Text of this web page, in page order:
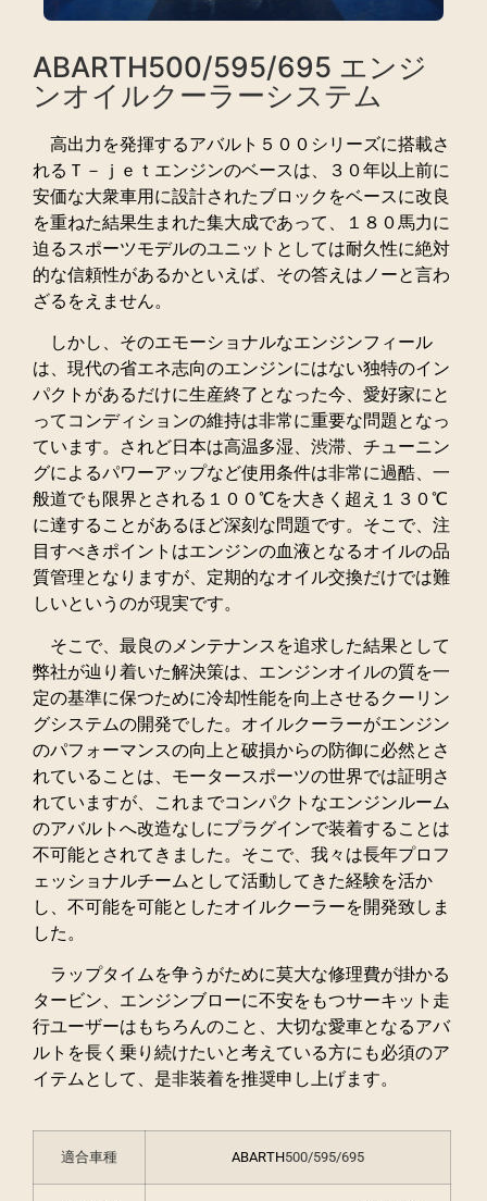
ABARTH500/595/695 エンジ
ンオイルクーラーシステム
高出力を発揮するアバルト５００シリーズに搭載さ
れるＴ－ｊｅｔエンジンのベースは、３０年以上前に
安価な大衆車用に設計されたブロックをベースに改良
を重ねた結果生まれた集大成であって、１８０馬力に
迫るスポーツモデルのユニットとしては耐久性に絶対
的な信頼性があるかといえば、その答えはノーと言わ
ざるをえません。
しかし、そのエモーショナルなエンジンフィール
は、現代の省エネ志向のエンジンにはない独特のイン
パクトがあるだけに生産終了となった今、愛好家にと
ってコンディションの維持は非常に重要な問題となっ
ています。されど日本は高温多湿、渋滞、チューニン
グによるパワーアップなど使用条件は非常に過酷、一
般道でも限界とされる１００℃を大きく超え１３０℃
に達することがあるほど深刻な問題です。そこで、注
目すべきポイントはエンジンの血液となるオイルの品
質管理となりますが、定期的なオイル交換だけでは難
しいというのが現実です。
そこで、最良のメンテナンスを追求した結果として
弊社が辿り着いた解決策は、エンジンオイルの質を一
定の基準に保つために冷却性能を向上させるクーリン
グシステムの開発でした。オイルクーラーがエンジン
のパフォーマンスの向上と破損からの防御に必然とさ
れていることは、モータースポーツの世界では証明さ
れていますが、これまでコンパクトなエンジンルーム
のアバルトへ改造なしにプラグインで装着することは
不可能とされてきました。そこで、我々は長年プロフ
ェッショナルチームとして活動してきた経験を活か
し、不可能を可能としたオイルクーラーを開発致しま
した。
ラップタイムを争うがために莫大な修理費が掛かる
タービン、エンジンブローに不安をもつサーキット走
行ユーザーはもちろんのこと、大切な愛車となるアバ
ルトを長く乗り続けたいと考えている方にも必須のア
イテムとして、是非装着を推奨申し上げます。
適合車種 ABARTH500/595/695